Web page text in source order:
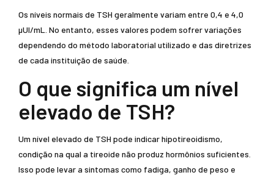
Os níveis normais de TSH geralmente variam entre 0,4 e 4,0
µUI/mL. No entanto, esses valores podem sofrer variações
dependendo do método laboratorial utilizado e das diretrizes
de cada instituição de saúde.
O que significa um nível
elevado de TSH?
Um nível elevado de TSH pode indicar hipotireoidismo,
condição na qual a tireoide não produz hormônios suficientes.
Isso pode levar a sintomas como fadiga, ganho de peso e